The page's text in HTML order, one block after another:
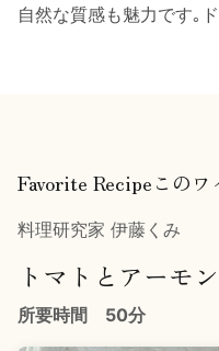
自然な質感も魅力です｡
Favorite Recipeこの
料理研究家 伊藤くみ
トマトとアーモ
所要時間 50分